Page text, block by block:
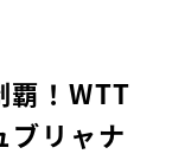
覇！WTT
ブリャナ